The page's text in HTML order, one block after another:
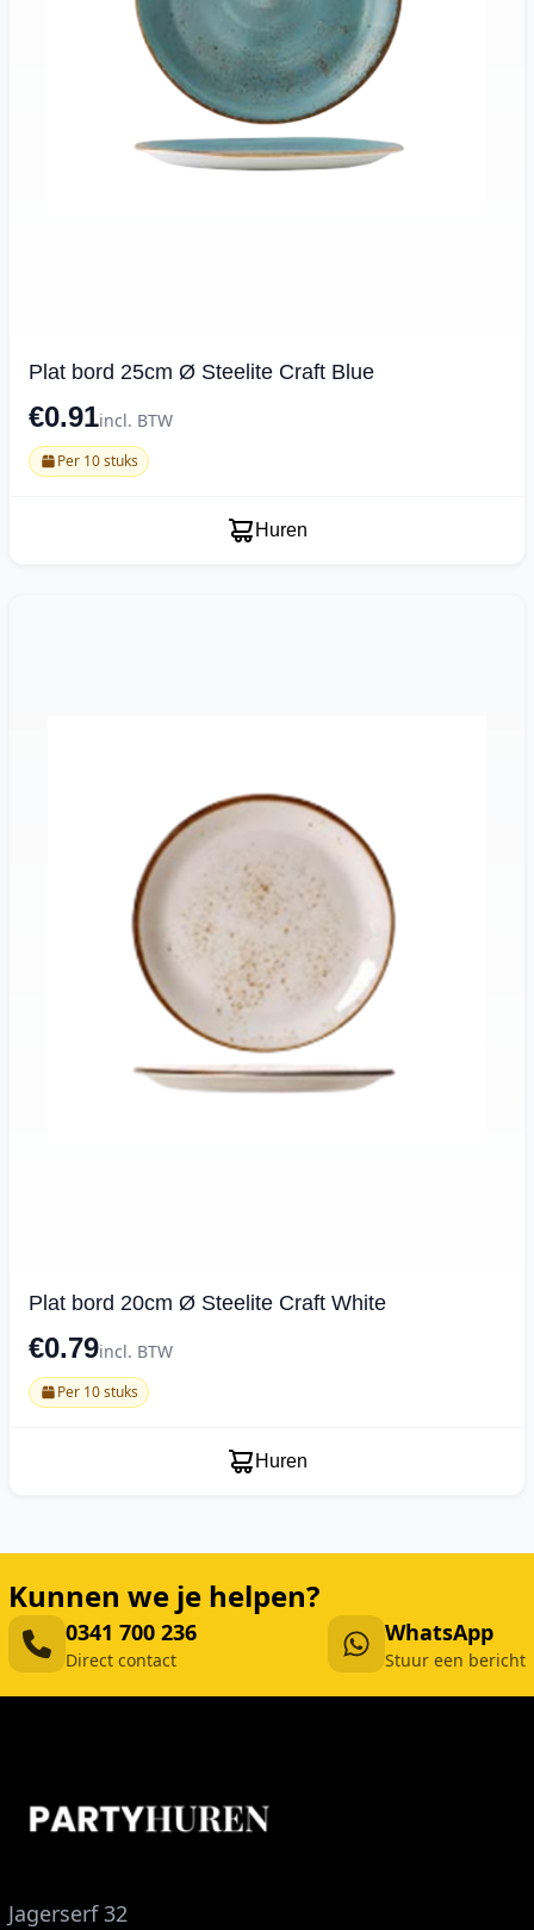
Plat bord 25cm Ø Steelite Craft Blue
€0.91incl. BTW
Per 10 stuks
Huren
Plat bord 20cm Ø Steelite Craft White
€0.79incl. BTW
Per 10 stuks
Huren
Kunnen we je helpen?
0341 700 236
Direct contact
WhatsApp
Stuur een bericht
Jagerserf 32